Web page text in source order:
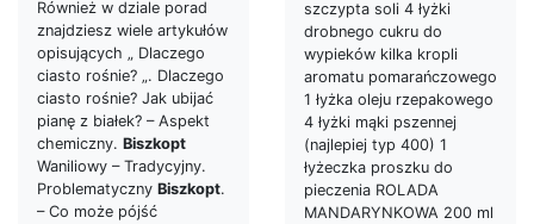
szczypta soli 4 łyżki
drobnego cukru do
wypieków kilka kropli
aromatu pomarańczowego
1 łyżka oleju rzepakowego
4 łyżki mąki pszennej
(najlepiej typ 400) 1
łyżeczka proszku do
pieczenia ROLADA
MANDARYNKOWA 200 ml
Również w dziale porad
znajdziesz wiele artykułów
opisujących „ Dlaczego
ciasto rośnie? „. Dlaczego
ciasto rośnie? Jak ubijać
pianę z białek? – Aspekt
chemiczny. Biszkopt
Waniliowy – Tradycyjny.
Problematyczny Biszkopt.
– Co może pójść